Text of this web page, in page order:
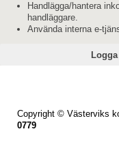
Handlägga/hantera
handläggare.
Använda interna e-
Copyright © Västerviks
0779